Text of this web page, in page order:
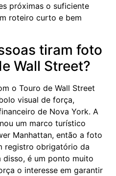
próximas o suficiente
roteiro curto e bem
tiram foto
Wall Street?
o Touro de Wall Street
visual de força,
de Nova York. A
um marco turístico
Manhattan, então a foto
registro obrigatório da
disso, é um ponto muito
o interesse em garantir